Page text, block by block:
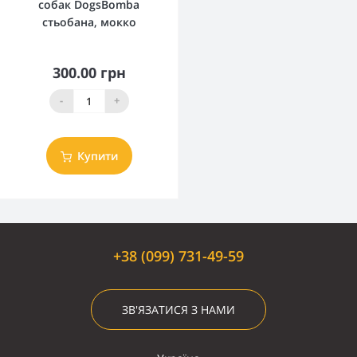
собак DogsBomba
стьобана, мокко
300.00 грн
- +
Купити
+38 (099) 731-49-59
ЗВ'ЯЗАТИСЯ З НАМИ